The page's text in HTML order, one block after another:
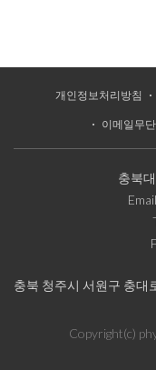
개인정보처리방침
이메일무
충북
충북 청주시 서원구 충대
Copyright(c)